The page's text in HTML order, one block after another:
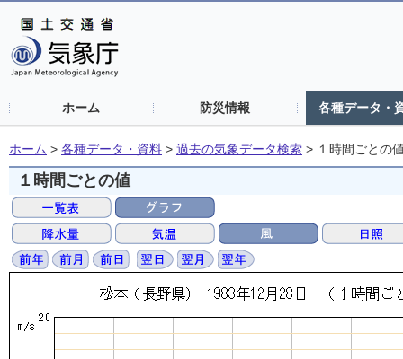
ホーム 防災情報 各種データ・
ホーム > 各種データ・資料 > 過去の気象データ検索 > １時間ごとの
１時間ごとの値